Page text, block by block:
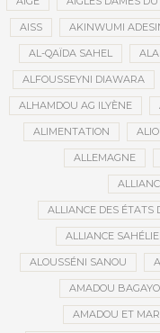
AISS AKINWUMI
AL-QAÏDA SAHEL
ALFOUSSEYNI DIAWARA
ALHAMDOU AG ILYÈNE
ALIMENTATION
ALLEMAGNE
ALLIANCE DES ÉTATS
ALLIANCE
ALOUSSÉNI SANOU
AMADOU
AMADOU ET